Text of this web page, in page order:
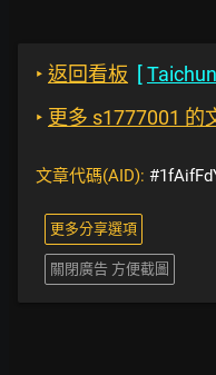
‣ 返回看板 [
‣ 更多 s1777001 的
文章代碼(AID):
更多分享選項
關閉廣告 方便截圖